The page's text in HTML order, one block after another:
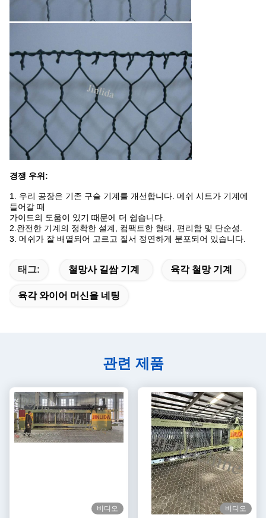
경쟁 우위:
1. 우리 공장은 기존 구슬 기계를 개선합니다. 메쉬 시트가 기계에
들어갈 때
가이드의 도움이 있기 때문에 더 쉽습니다.
2. 완전한 기계의 정확한 설계, 컴팩트한 형태, 편리함 및 단순성.
3. 메쉬가 잘 배열되어 고르고 질서 정연하게 분포되어 있습니다.
태그: 철망사 길쌈 기계 육각 철망 기계
육각 와이어 머신을 네팅
관련 제품
비디오 비디오